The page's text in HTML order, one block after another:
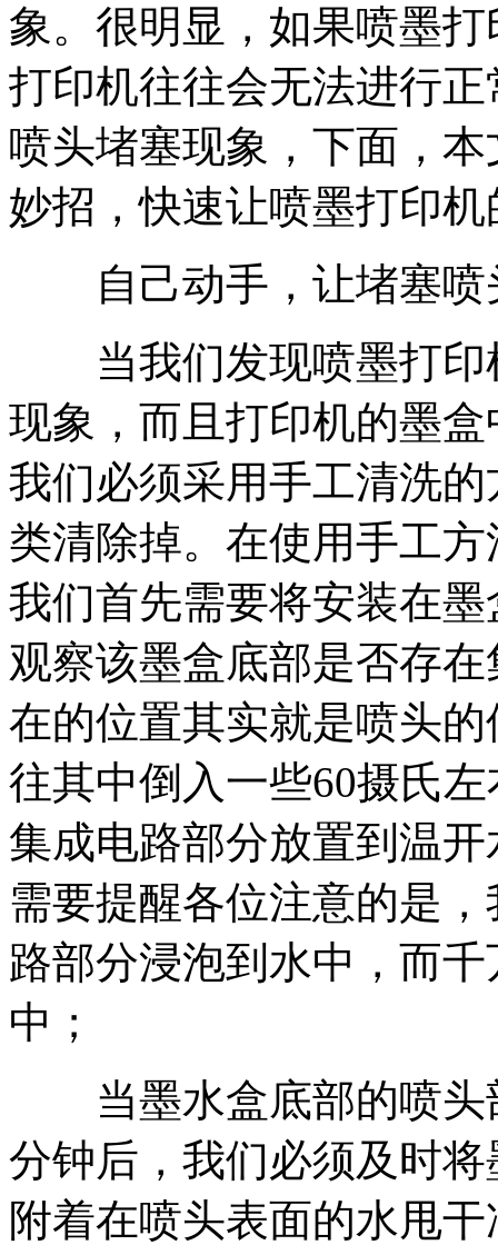
象。很明显，如果喷墨
打印机往往会无法进行
喷头堵塞现象，下面，
妙招，快速让喷墨打印
自己动手，让堵塞喷
当我们发现喷墨打印
现象，而且打印机的墨
我们必须采用手工清洗
类清除掉。在使用手工
我们首先需要将安装在
观察该墨盒底部是否存
在的位置其实就是喷头
往其中倒入一些60摄氏
集成电路部分放置到温
需要提醒各位注意的是
路部分浸泡到水中，而
中；
当墨水盒底部的喷头
分钟后，我们必须及时
附着在喷头表面的水甩